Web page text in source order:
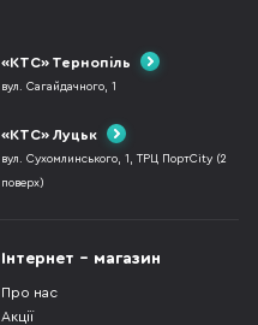
«КТС» Тернопіль
вул. Сагайдачного, 1
«КТС» Луцьк
вул. Сухомлинського, 1, ТРЦ ПортCity (2
поверх)
Інтернет - магазин
Про нас
Акції